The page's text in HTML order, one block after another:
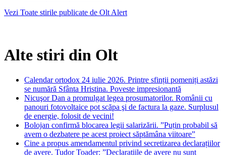
Vezi Toate stirile publicate de Olt Alert
Alte stiri din Olt
Calendar ortodox 24 iulie 2026. Printre sfinții pomeniți astăzi
se numără Sfânta Hristina. Poveste impresionantă
Nicuşor Dan a promulgat legea prosumatorilor. Românii cu
panouri fotovoltaice pot scăpa şi de factura la gaze. Surplusul
de energie, folosit de vecini!
Bolojan confirmă blocarea legii salarizării. ”Puțin probabil să
avem o dezbatere pe acest proiect săptămâna viitoare”
Cine a propus amendamentul privind secretizarea declarațiilor
de avere. Tudor Toader: ”Declarațiile de avere nu sunt